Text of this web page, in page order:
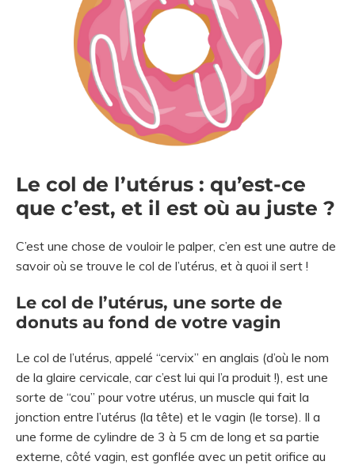
Le col de l’utérus : qu’est-ce
que c’est, et il est où au juste ?
C’est une chose de vouloir le palper, c’en est une autre de
savoir où se trouve le col de l’utérus, et à quoi il sert !
Le col de l’utérus, une sorte de
donuts au fond de votre vagin
Le col de l’utérus, appelé “cervix” en anglais (d’où le nom
de la glaire cervicale, car c’est lui qui l’a produit !), est une
sorte de “cou” pour votre utérus, un muscle qui fait la
jonction entre l’utérus (la tête) et le vagin (le torse). Il a
une forme de cylindre de 3 à 5 cm de long et sa partie
externe, côté vagin, est gonflée avec un petit orifice au